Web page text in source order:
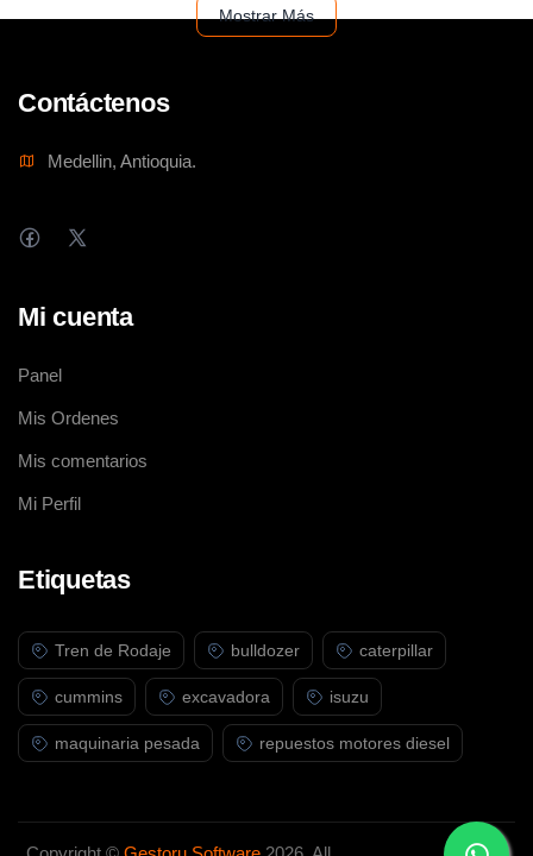
máquina. Asegure la máxima eficiencia y durabilidad de su
maquinaria Caterpillar con este rotor de alta calidad.
Mostrar Más
Contáctenos
Medellin, Antioquia.
Mi cuenta
Panel
Mis Ordenes
Mis comentarios
Mi Perfil
Etiquetas
Tren de Rodaje bulldozer caterpillar
cummins excavadora isuzu
maquinaria pesada repuestos motores diesel